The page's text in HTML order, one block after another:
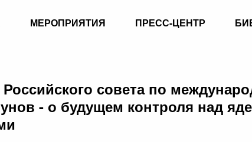
МЕРОПРИЯТИЯ ПРЕСС-ЦЕНТР
Российского совета по
- о будущем контроля над